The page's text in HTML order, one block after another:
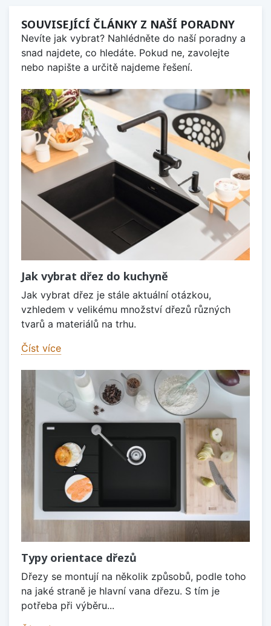
SOUVISEJÍCÍ ČLÁNKY Z NAŠÍ PORADNY
Nevíte jak vybrat? Nahlédněte do naší poradny a
snad najdete, co hledáte. Pokud ne, zavolejte
nebo napište a určitě najdeme řešení.
Jak vybrat dřez do kuchyně
Jak vybrat dřez je stále aktuální otázkou,
vzhledem v velikému množství dřezů různých
tvarů a materiálů na trhu.
Číst více
Typy orientace dřezů
Dřezy se montují na několik způsobů, podle toho
na jaké straně je hlavní vana dřezu. S tím je
potřeba při výběru...